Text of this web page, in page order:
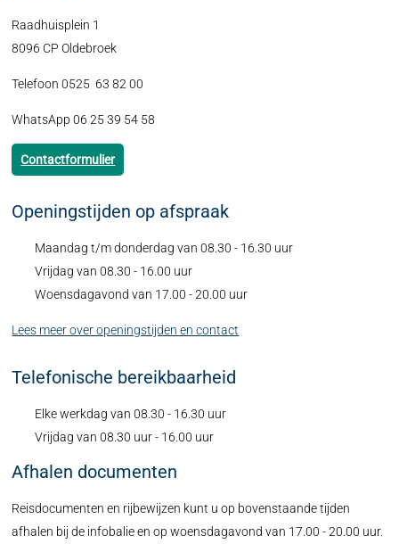
Raadhuisplein 1
8096 CP Oldebroek
Telefoon 0525 63 82 00
WhatsApp 06 25 39 54 58
Contactformulier
Openingstijden op afspraak
Maandag t/m donderdag van 08.30 - 16.30 uur
Vrijdag van 08.30 - 16.00 uur
Woensdagavond van 17.00 - 20.00 uur
Lees meer over openingstijden en contact
Telefonische bereikbaarheid
Elke werkdag van 08.30 - 16.30 uur
Vrijdag van 08.30 uur - 16.00 uur
Afhalen documenten
Reisdocumenten en rijbewijzen kunt u op bovenstaande tijden
afhalen bij de infobalie en op woensdagavond van 17.00 - 20.00 uur.